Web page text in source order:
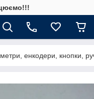
енкодери, кнопки,